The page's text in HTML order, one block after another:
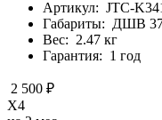
Артикул: JTC-
Габариты: ДШВ
Вес: 2.47 кг
Гарантия: 1 год
2 500 ₽
X4